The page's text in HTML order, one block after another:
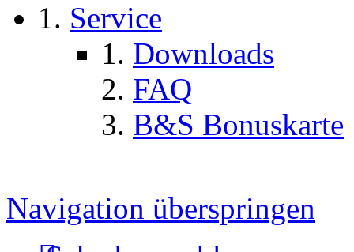
Service
Downloads
FAQ
B&S Bonuskarte
Navigation überspringen